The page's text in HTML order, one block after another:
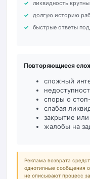
ликвидность
долгую историю
быстрые ответы
Повторяющиеся
сложный
споры о
слабая
закрытие или
жалобы на
Реклама возврата
однотипные сообщения
не описывают процесс